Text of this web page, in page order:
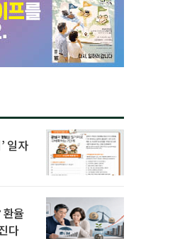
일자
환율
다